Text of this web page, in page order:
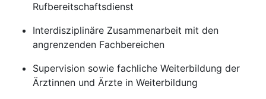
Rufbereitschaftsdienst
Interdisziplinäre Zusammenarbeit mit den
angrenzenden Fachbereichen
Supervision sowie fachliche Weiterbildung der
Ärztinnen und Ärzte in Weiterbildung